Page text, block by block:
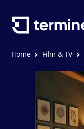
Home Film & TV